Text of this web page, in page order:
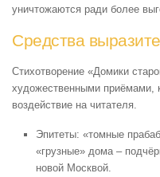
уничтожаются ради более
Средства
Стихотворение «Домики
художественными приёмами,
воздействие на читателя.
Эпитеты: «томные
«грузные» дома –
новой Москвой.